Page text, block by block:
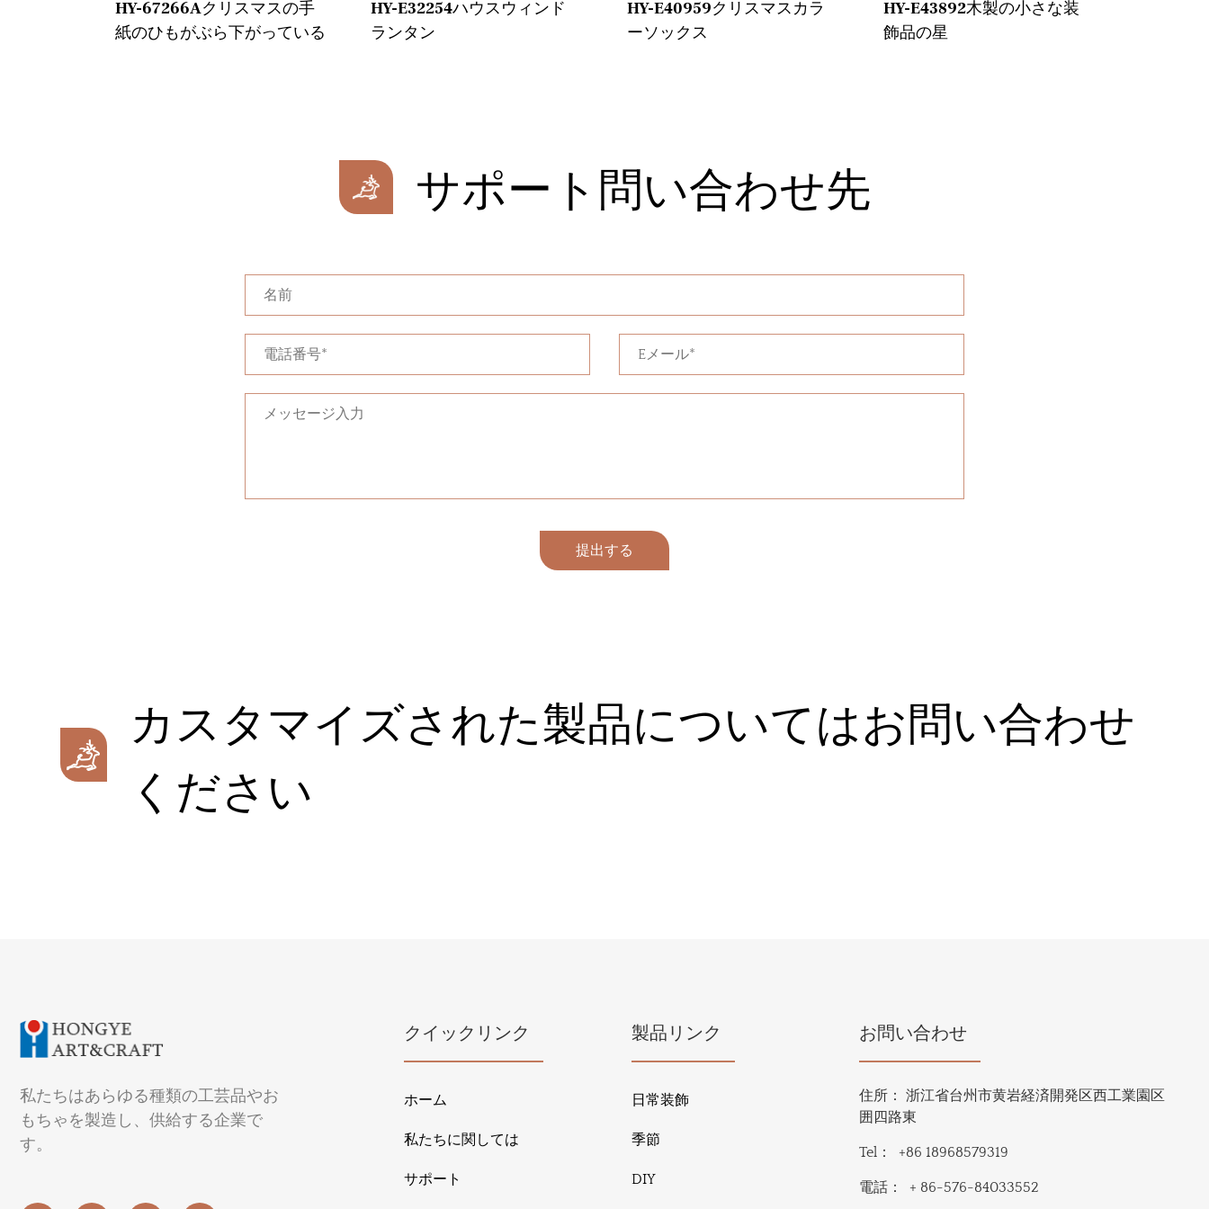
HY-67266Aクリスマスの手
紙のひもがぶら下がっている
HY-E32254ハウスウィンド
ランタン
HY-E40959クリスマスカラ
ーソックス
HY-E43892木製の小さな装
飾品の星
サポート問い合わせ先
提出する
カスタマイズされた製品についてはお問い合わせ
ください
私たちはあらゆる種類の工芸品やお
もちゃを製造し、供給する企業で
す。
クイックリンク
ホーム
私たちに関しては
サポート
製品リンク
日常装飾
季節
DIY
お問い合わせ
住所：浙江省台州市黄岩経済開発区西工業園区
囲四路東
Tel： +86 18968579319
電話： + 86-576-84033552